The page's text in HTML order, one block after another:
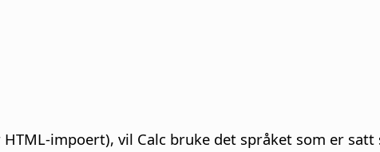
impoert), vil Calc bruke det språket som er